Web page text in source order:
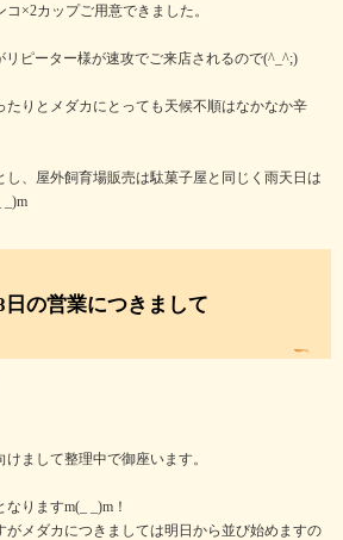
×2カップご用意できました。
リピーター様が速攻でご来店されるので(^_^;)
たりとメダカにとっても天候不順はなかなか辛
し、屋外飼育場販売は駄菓子屋と同じく雨天日は
_)m
日の営業につきまして
まして整理中で御座います。
りますm(_ _)m！
がメダカにつきましては明日から並び始めますの